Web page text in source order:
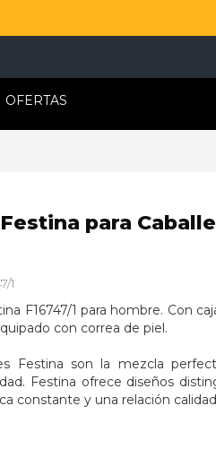
OFERTAS
para
1
F16747/1 para hombre. Con
con correa de piel.
Festina son la mezcla
Festina ofrece diseños
constante y una relación